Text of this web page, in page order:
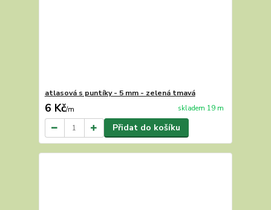
atlasová s puntíky - 5 mm - zelená tmavá
6 Kč/m skladem 19 m
Přidat do košíku